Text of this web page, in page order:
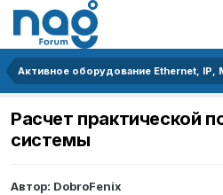
Расчет практической
системы
Автор: DobroFenix